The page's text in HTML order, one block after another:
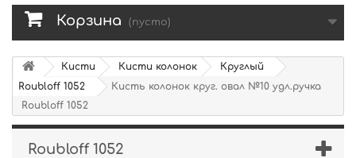
Корзина (пусто)
Кисти Кисти колонок
Круглый
Roubloff 1052
Кисть колонок круг. овал №10 удл.ручка
Roubloff 1052
Roubloff 1052